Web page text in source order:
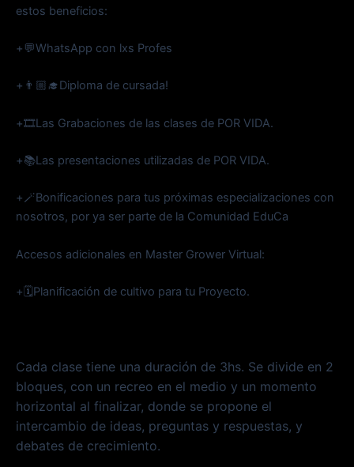
estos beneficios:
+💬WhatsApp con lxs Profes
+👨🏼‍🎓Diploma de cursada!
+🎞️Las Grabaciones de las clases de POR VIDA.
+📚Las presentaciones utilizadas de POR VIDA.
+🪄Bonificaciones para tus próximas especializaciones con
nosotros, por ya ser parte de la Comunidad EduCa
Accesos adicionales en Master Grower Virtual:
+🗓️Planificación de cultivo para tu Proyecto.
Cada clase tiene una duración de 3hs. Se divide en 2
bloques, con un recreo en el medio y un momento
horizontal al finalizar, donde se propone el
intercambio de ideas, preguntas y respuestas, y
debates de crecimiento.